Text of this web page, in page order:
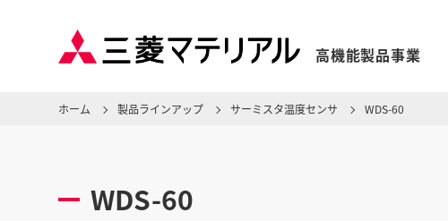
高機能製品事業
ホーム 製品ラインアップ サーミスタ温度センサ WDS-60
WDS-60